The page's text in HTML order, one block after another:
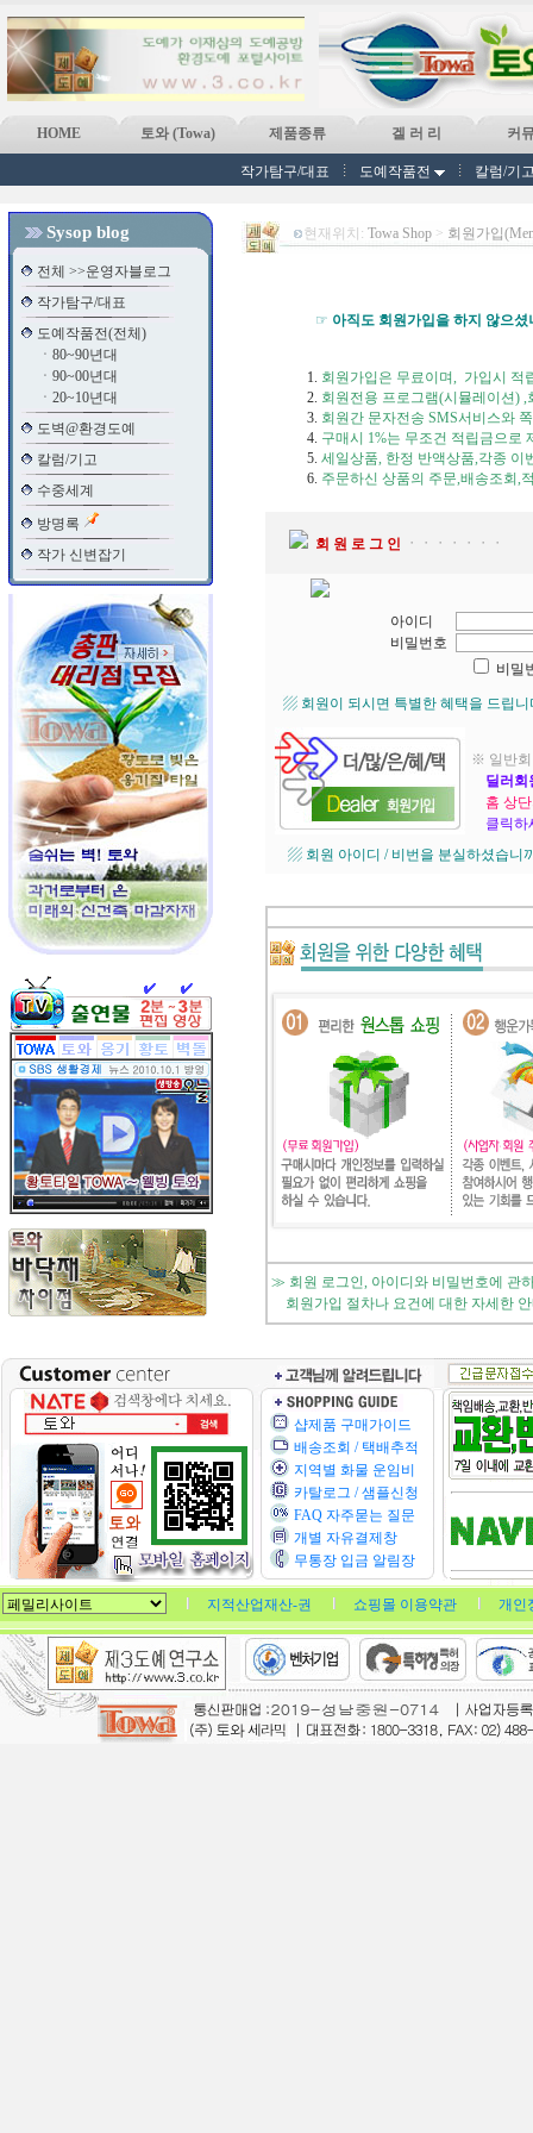
HOME 토와 (Towa) 제품종류 겔 러 리 커
작가탐구/대표 도예작품전 칼럼/기
Sysop blog
전체 >>운영자블로그
작가탐구/대표
도예작품전(전체)
ㆍ 80~90년대
ㆍ 90~00년대
ㆍ 20~10년대
도벽@환경도예
칼럼/기고
수중세계
방명록
작가 신변잡기
현재위치:Towa Shop > 회원가입
☞ 아직도 회원가입을 하지 않으셨
회원가입은 무료이며, 가입시 적
회원전용 프로그램(시뮬레이션)
회원간 문자전송 SMS서비스와
구매시 1%는 무조건 적립금으로
세일상품, 한정 반액상품,각종 이
주문하신 상품의 주문,배송조회,
회 원 로 그 인 ㆍㆍㆍㆍㆍㆍㆍ
아이디
비밀번호
비밀
▨ 회원이 되시면 특별한 혜택을 드립
※ 일반회
딜러회
홈 상
클릭하
▨ 회원 아이디 / 비번을 분실하셨습니
≫ 회원 로그인, 아이디와 비밀번호에 관
회원가입 절차나 요건에 대한 자세한 안
샵제품 구매가이드
배송조회 / 택배추적
지역별 화물 운임비
카탈로그 / 샘플신청
FAQ 자주묻는 질문
개별 자유결제창
무통장 입금 알림장
지적산업재산-권 쇼핑몰 이용약관 개인